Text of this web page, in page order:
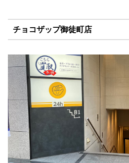
チョコザップ御徒町店